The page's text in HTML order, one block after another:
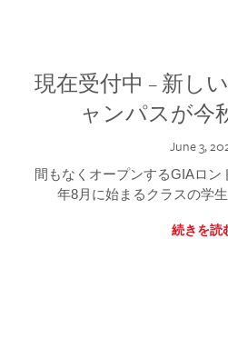
現在受付中 – 新し
ャンパスが今
June 3,
間もなくオープンするGIAロン
年8月に始まるクラスの学
続きを読